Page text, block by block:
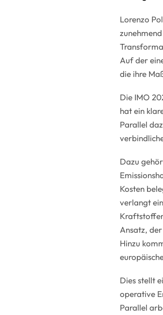
Lorenzo
Auf der
die ihre
Die IMO
hat ein
Parallel
Dazu
Kosten
verlangt
Ansatz,
Hinzu
Dies stellt
operative
Parallel